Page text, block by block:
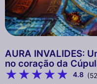
AURA INVALIDES:
no coração da
4.8